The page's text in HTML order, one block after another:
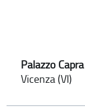
Palazzo Capra
Vicenza (VI)